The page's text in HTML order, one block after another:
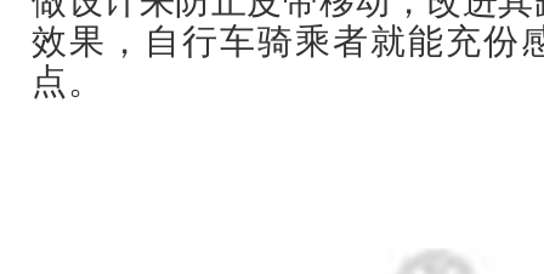
效果，自行车骑乘者就能充份
点。